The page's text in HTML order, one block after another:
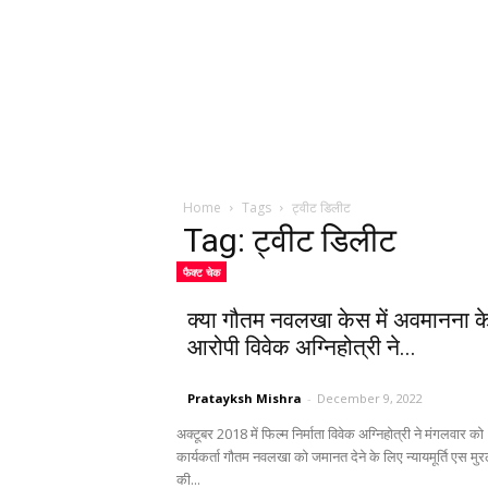
Home Tags ट्वीट डिलीट
Tag: ट्वीट डिलीट
फैक्ट चेक
क्या गौतम नवलखा केस में अवमानना
आरोपी विवेक अग्निहोत्री ने...
Pratayksh Mishra - December 9, 2022
अक्टूबर 2018 में फिल्म निर्माता विवेक अग्निहोत्री ने मंगलवार को
कार्यकर्ता गौतम नवलखा को जमानत देने के लिए न्यायमूर्ति एस
की...